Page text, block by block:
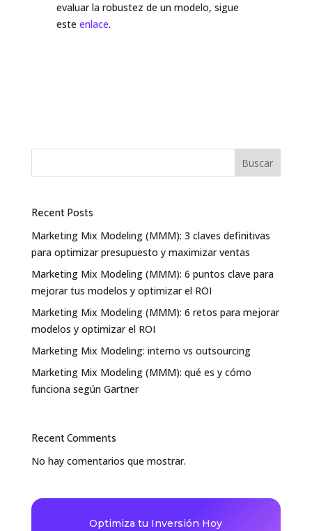
evaluar la robustez de un modelo, sigue
este enlace.
Buscar
Recent Posts
Marketing Mix Modeling (MMM): 3 claves definitivas
para optimizar presupuesto y maximizar ventas
Marketing Mix Modeling (MMM): 6 puntos clave para
mejorar tus modelos y optimizar el ROI
Marketing Mix Modeling (MMM): 6 retos para mejorar
modelos y optimizar el ROI
Marketing Mix Modeling: interno vs outsourcing
Marketing Mix Modeling (MMM): qué es y cómo
funciona según Gartner
Recent Comments
No hay comentarios que mostrar.
Optimiza tu Inversión Hoy